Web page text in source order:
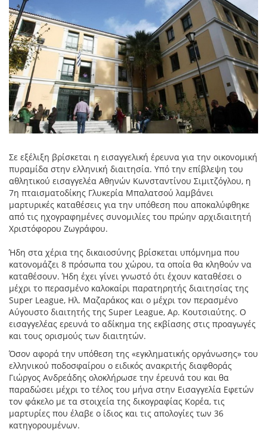
Σε εξέλιξη βρίσκεται η εισαγγελική έρευνα για την οικονομική
πυραμίδα στην ελληνική διαιτησία. Υπό την επίβλεψη του
αθλητικού εισαγγελέα Αθηνών Κωνσταντίνου Σιμιτζόγλου, η
7η πταισματοδίκης Γλυκερία Μπαλατσού λαμβάνει
μαρτυρικές καταθέσεις για την υπόθεση που αποκαλύφθηκε
από τις ηχογραφημένες συνομιλίες του πρώην αρχιδιαιτητή
Χριστόφορου Ζωγράφου.
Ήδη στα χέρια της δικαιοσύνης βρίσκεται υπόμνημα που
κατονομάζει 8 πρόσωπα του χώρου, τα οποία θα κληθούν να
καταθέσουν. Ήδη έχει γίνει γνωστό ότι έχουν καταθέσει ο
μέχρι το περασμένο καλοκαίρι παρατηρητής διαιτησίας της
Super League, Hλ. Μαζαράκος και ο μέχρι τον περασμένο
Αύγουστο διαιτητής της Super League, Αρ. Κουτσιαύτης. Ο
εισαγγελέας ερευνά το αδίκημα της εκβίασης στις προαγωγές
και τους ορισμούς των διαιτητών.
Όσον αφορά την υπόθεση της «εγκληματικής οργάνωσης» του
ελληνικού ποδοσφαίρου ο ειδικός ανακριτής διαφθοράς
Γιώργος Ανδρεάδης ολοκλήρωσε την έρευνά του και θα
παραδώσει μέχρι το τέλος του μήνα στην Εισαγγελία Εφετών
τον φάκελο με τα στοιχεία της δικογραφίας Κορέα, τις
μαρτυρίες που έλαβε ο ίδιος και τις απολογίες των 36
κατηγορουμένων.